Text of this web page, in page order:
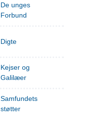
De unges
Forbund
Digte
Kejser og
Galilæer
Samfundets
støtter